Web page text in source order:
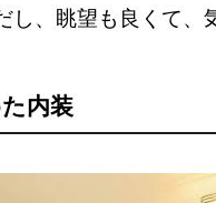
、眺望も良くて、
内装